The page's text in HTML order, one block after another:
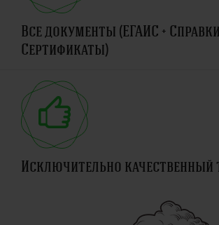
Все документы (ЕГАИС +
Сертификаты)
Исключительно качественный